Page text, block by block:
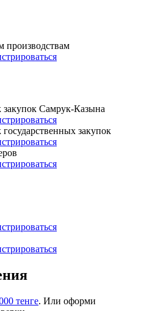
производствам
Самрук-Казына
закупок
тенге. Или оформи